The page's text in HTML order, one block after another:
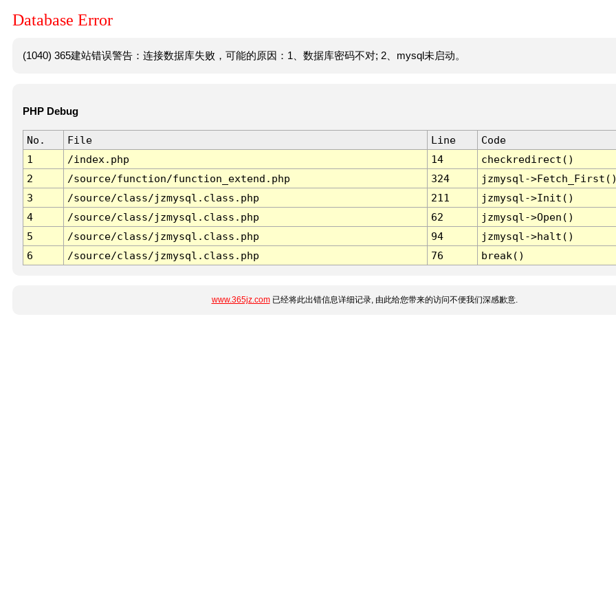
Database Error
(1040) 365建站错误警告：连接数据库失败，可能的原因：1、数据库密码不对; 2、mysql未启动。
PHP Debug
No. File Line
Code
1
/index.php 14
checkredirect()
2
/source/function/function_extend.php 324
jzmysql-
3
/source/class/jzmysql.class.php 211
jzmysql->Init()
4
/source/class/jzmysql.class.php 62
jzmysql->Open()
5
/source/class/jzmysql.class.php 94
jzmysql->halt()
6
/source/class/jzmysql.class.php 76 break()
www.365jz.com已经将此出错信息详细记录, 由此给您带来的访问不便我们深感歉意.